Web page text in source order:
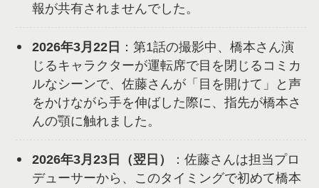
報が共有されませんでした。
2026年3月22日 ：第1話の撮影中、橋本さん演
じるキャラクターが運転席で目を閉じるコミカ
ルなシーンで、佐藤さんが「目を開けて」と声
をかけながら手を伸ばした際に、指先が橋本さ
んの顎に触れました。
2026年3月23日（翌日）
：佐藤さんは担当プロ
デューサーから、このタイミングで初めて橋本